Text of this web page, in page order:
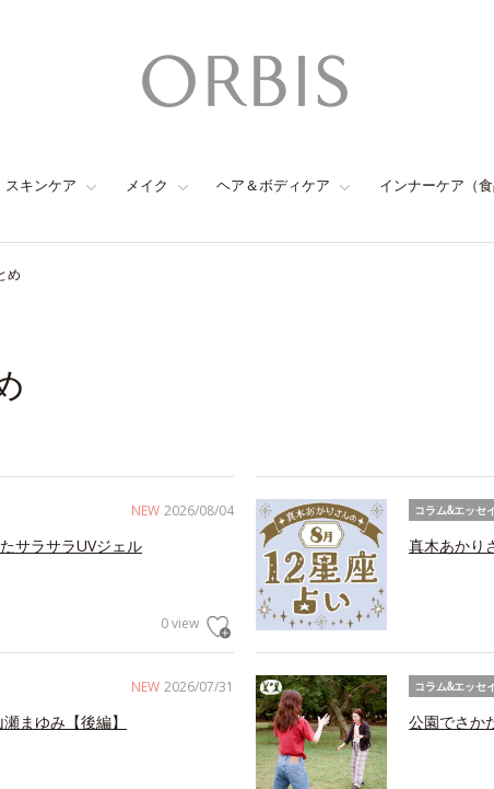
スキンケア メイク ヘア＆ボディケア インナーケア（食
め
NEW 2026/08/04
サラサラUVジェル
0 view
コラム&エッセ
真木あかり
NEW 2026/07/31
まゆみ【後編】
コラム&エッセ
公園でさか